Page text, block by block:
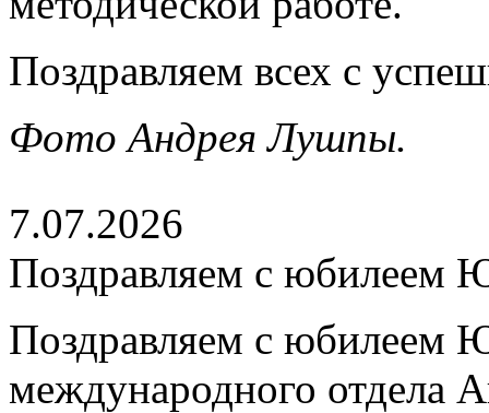
Поздравляем всех с
Фото Андрея Лушпы.
7.07.2026
Поздравляем с юбилеем
Поздравляем с юбилеем
международного отдела